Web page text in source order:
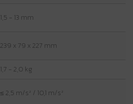
1,5 - 13 mm
239 x 79 x 227 mm
1,7 - 2,0 kg
≤ 2,5 m/s² / 10,1 m/s²